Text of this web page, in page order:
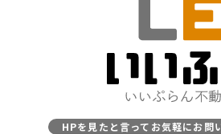
HPを見たと言ってお気軽にお問